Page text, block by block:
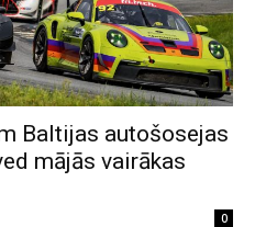
Baltijas autošosejas
mājās vairākas
0